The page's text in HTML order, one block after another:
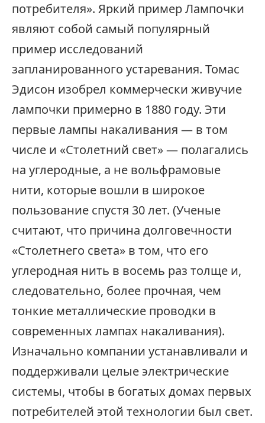
потребителя». Яркий пример Лампочки
являют собой самый популярный
пример исследований
запланированного устаревания. Томас
Эдисон изобрел коммерчески живучие
лампочки примерно в 1880 году. Эти
первые лампы накаливания — в том
числе и «Столетний свет» — полагались
на углеродные, а не вольфрамовые
нити, которые вошли в широкое
пользование спустя 30 лет. (Ученые
считают, что причина долговечности
«Столетнего света» в том, что его
углеродная нить в восемь раз толще и,
следовательно, более прочная, чем
тонкие металлические проводки в
современных лампах накаливания).
Изначально компании устанавливали и
поддерживали целые электрические
системы, чтобы в богатых домах первых
потребителей этой технологии был свет.